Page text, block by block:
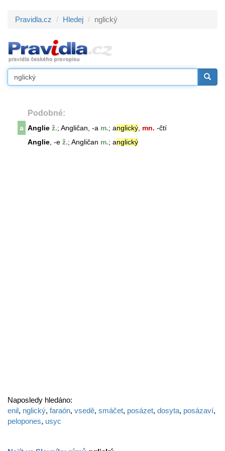
Pravidla.cz Hledej nglický
Podobné:
a Anglie ž.; Angličan, -a m.; anglický mn. -čtí
Anglie , -e ž.; Angličan m.; anglický
Naposledy hledáno:
enil, nglický, faraón, vsedě, smáčet, posázet, dosyta, posázaví,
pelopones, usyc